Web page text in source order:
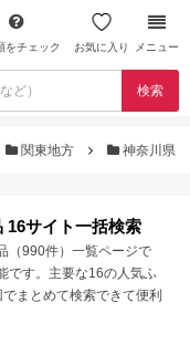
をチェック お気に入り メニュー
検索
関東地方 神奈川県
16サイト一括検索
（990件）一覧ページで
です。主要な16の人気ふ
まとめて検索できて便利